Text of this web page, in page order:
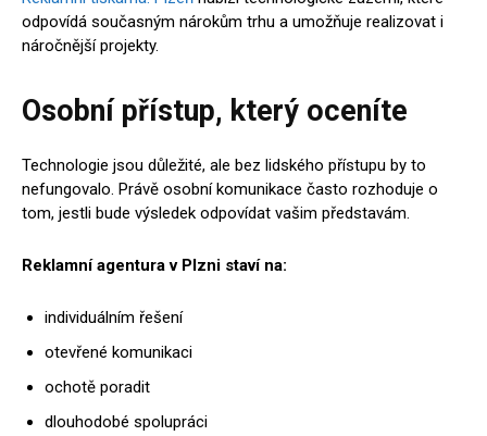
odpovídá současným nárokům trhu a umožňuje realizovat i
náročnější projekty.
Osobní přístup, který oceníte
Technologie jsou důležité, ale bez lidského přístupu by to
nefungovalo. Právě osobní komunikace často rozhoduje o
tom, jestli bude výsledek odpovídat vašim představám.
Reklamní agentura v Plzni staví na:
individuálním řešení
otevřené komunikaci
ochotě poradit
dlouhodobé spolupráci